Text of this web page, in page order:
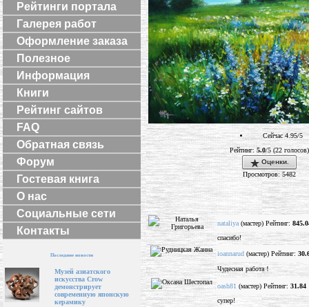
Рейтинги портала
Галерея работ
Оформление заказа
Полезное
Информация
Книги
Рейтинг сайтов
FAQ
Обратная связь
Форум
Гостевая книга
О нас
Социальные сети
Контакты
Последние новости
Музей азиатского
искусства Crow
демонстрирует
современную японскую
керамику
Сейчас 4.95/5
Рейтинг: 5.0/5 (22 голосов)
Оценки.
Просмотров: 5482
nataliya (мастер) Рейтинг:
спасибо!
ioannarud (мастер) Рейтинг:
Чудесная работа！
oash81 (мастер) Рейтинг: 31.84
супер!